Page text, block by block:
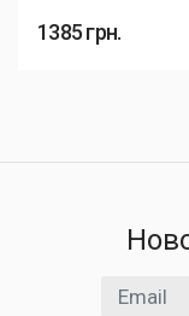
1385грн.
Email адрес